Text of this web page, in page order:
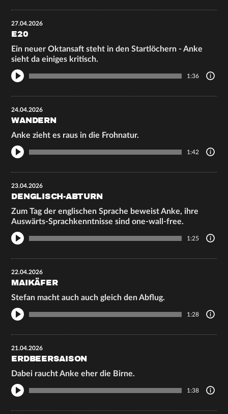
27.04.2026
E20
Ein neuer Oktansaft steht in den Startlöchern - Anke
sieht da einiges kritisch.
1:36
24.04.2026
WANDERN
Anke zieht es raus in die Frohnatur.
1:42
23.04.2026
DENGLISCH-ABTURN
Zum Tag der englischen Sprache beweist Anke, ihre
Auswärts-Sprachkenntnisse sind one-wall-free.
1:25
22.04.2026
MAIKÄFER
Stefan macht auch auch gleich den Abflug.
1:28
21.04.2026
ERDBEERSAISON
Dabei raucht Anke eher die Birne.
1:38